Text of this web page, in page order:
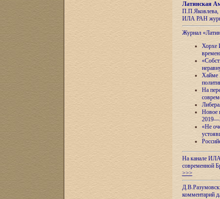
Латинская
П.П.Яковлева,
ИЛА РАН
Журнал
Хорхе
Хайме
На
Новое
«Не
На канале ИЛА
современной
>>>
комментарий